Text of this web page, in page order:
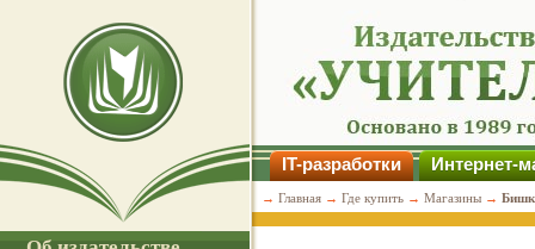
IT-разработки Интернет-
→ Главная → Где купить → Магазины →